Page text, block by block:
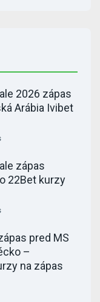
2026 zápas
Arábia Ivibet
zápas
22Bet kurzy
pred MS
–
na zápas